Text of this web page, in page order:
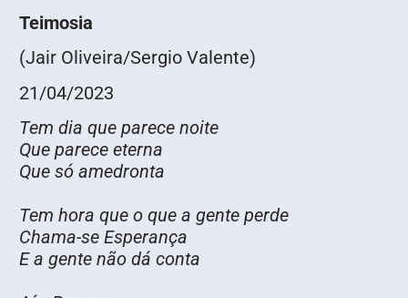
Teimosia
(Jair Oliveira/Sergio Valente)
21/04/2023
Tem dia que parece noite
Que parece eterna
Que só amedronta
Tem hora que o que a gente perde
Chama-se Esperança
E a gente não dá conta